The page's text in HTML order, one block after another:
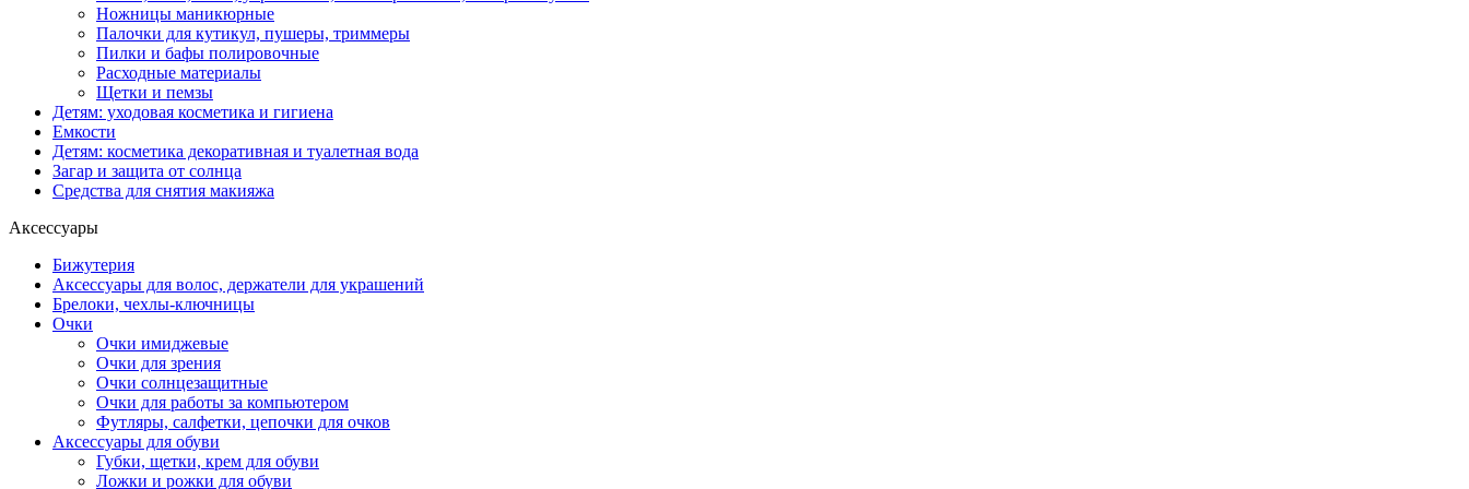
Ножницы маникюрные
Палочки для кутикул, пушеры, триммеры
Пилки и бафы полировочные
Расходные материалы
Щетки и пемзы
Детям: уходовая косметика и гигиена
Емкости
Детям: косметика декоративная и туалетная вода
Загар и защита от солнца
Средства для снятия макияжа
Аксессуары
Бижутерия
Аксессуары для волос, держатели для украшений
Брелоки, чехлы-ключницы
Очки
Очки имиджевые
Очки для зрения
Очки солнцезащитные
Очки для работы за компьютером
Футляры, салфетки, цепочки для очков
Аксессуары для обуви
Губки, щетки, крем для обуви
Ложки и рожки для обуви